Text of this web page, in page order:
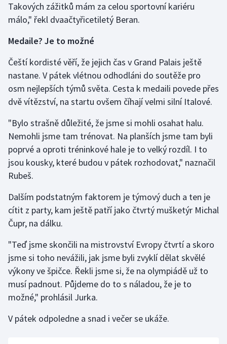
Sportovní střelba
Stolní tenis
Triatlon
Veslování
Vodní slalom
Volejbal
Ostatní
Takových zážitků mám za celou sportovní kariéru
málo," řekl dvaačtyřicetiletý Beran.
Medaile? Je to možné
Čeští kordisté věří, že jejich čas v Grand Palais ještě
nastane. V pátek vlétnou odhodláni do soutěže pro
osm nejlepších týmů světa. Cesta k medaili povede přes
dvě vítězství, na startu ovšem číhají velmi silní Italové.
"Bylo strašně důležité, že jsme si mohli osahat halu.
Nemohli jsme tam trénovat. Na planších jsme tam byli
poprvé a oproti tréninkové hale je to velký rozdíl. I to
jsou kousky, které budou v pátek rozhodovat," naznačil
Rubeš.
Dalším podstatným faktorem je týmový duch a ten je
cítit z party, kam ještě patří jako čtvrtý mušketýr Michal
Čupr, na dálku.
"Teď jsme skončili na mistrovství Evropy čtvrtí a skoro
jsme si toho nevážili, jak jsme byli zvyklí dělat skvělé
výkony ve špičce. Řekli jsme si, že na olympiádě už to
musí padnout. Půjdeme do to s náladou, že je to
možné," prohlásil Jurka.
V pátek odpoledne a snad i večer se ukáže.